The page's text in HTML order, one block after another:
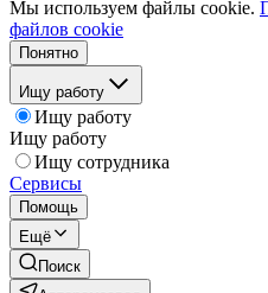
Мы используем файлы cookie.
файлов cookie
Понятно
Ищу работу
Ищу работу
Ищу работу
Ищу сотрудника
Сервисы
Помощь
Ещё
Поиск